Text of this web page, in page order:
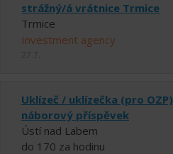
strážný/á vrátnice Trmice
Trmice
Investment agency
Uklízeč / uklízečka (pro
náborový příspěvek
Ústí nad Labem
do 170 za hodinu